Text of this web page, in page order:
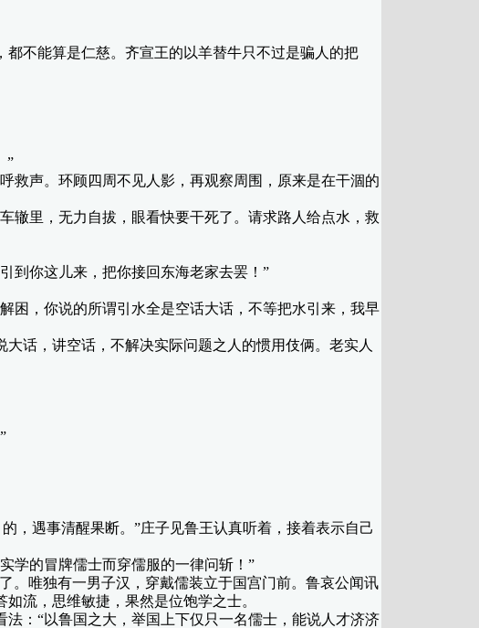
不能算是仁慈。齐宣王的以羊替牛只不过是骗人的把
”
声。环顾四周不见人影，再观察周围，原来是在干涸的
里，无力自拔，眼看快要干死了。请求路人给点水，救
你这儿来，把你接回东海老家去罢！”
，你说的所谓引水全是空话大话，不等把水引来，我早
话，讲空话，不解决实际问题之人的惯用伎俩。老实人
遇事清醒果断。”庄子见鲁王认真听着，接着表示自己
的冒牌儒士而穿儒服的一律问斩！”
唯独有一男子汉，穿戴儒装立于国宫门前。鲁哀公闻讯
流，思维敏捷，果然是位饱学之士。
：“以鲁国之大，举国上下仅只一名儒士，能说人才济济